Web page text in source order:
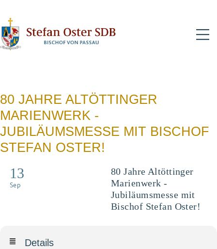
80 JAHRE ALTÖTTINGER
MARIENWERK -
JUBILÄUMSMESSE MIT BISCHOF
STEFAN OSTER!
13
Sep
80 Jahre Altöttinger
Marienwerk -
Jubiläumsmesse mit
Bischof Stefan Oster!
Details